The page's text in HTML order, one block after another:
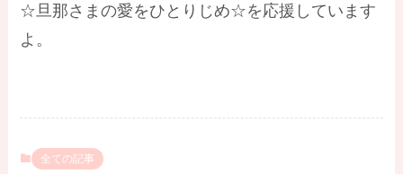
☆ 旦那さまの愛をひとりじめ☆を応援しています
よ。
全ての記事